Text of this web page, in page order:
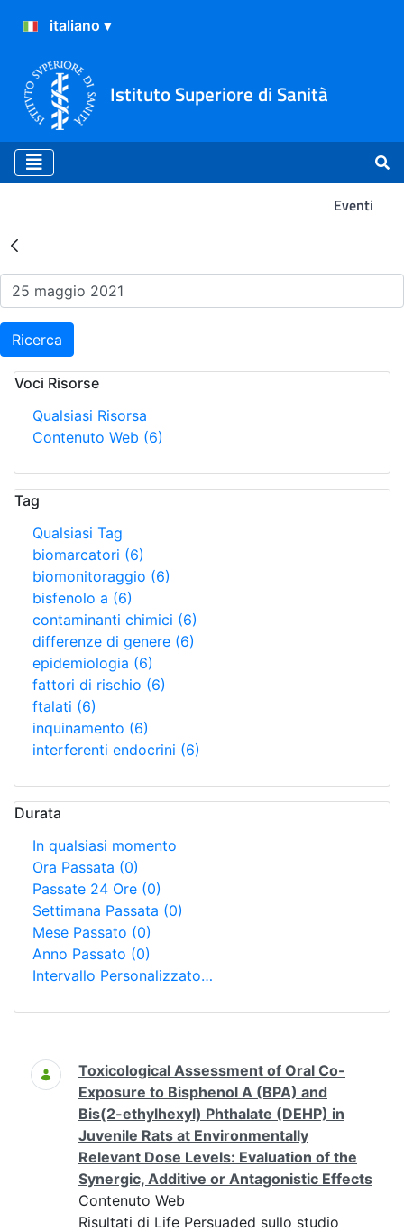
Istituto Superiore di Sanità
Eventi
Risultati della Ricerca -
Ricerca
Voci Risorse
Qualsiasi Risorsa
Contenuto Web (6)
Tag
Qualsiasi Tag
biomarcatori (6)
biomonitoraggio (6)
bisfenolo a (6)
contaminanti chimici (6)
differenze di genere (6)
epidemiologia (6)
fattori di rischio (6)
ftalati (6)
inquinamento (6)
interferenti endocrini (6)
Durata
In qualsiasi momento
Ora Passata (0)
Passate 24 Ore (0)
Settimana Passata (0)
Mese Passato (0)
Anno Passato (0)
Intervallo Personalizzato…
Ricerca
Toxicological Assessment of Oral Co-
Exposure to Bisphenol A (BPA) and
Bis(2-ethylhexyl) Phthalate (DEHP) in
Juvenile Rats at Environmentally
Relevant Dose Levels: Evaluation of the
Synergic, Additive or Antagonistic Effects
Contenuto Web
Risultati di Life Persuaded sullo studio